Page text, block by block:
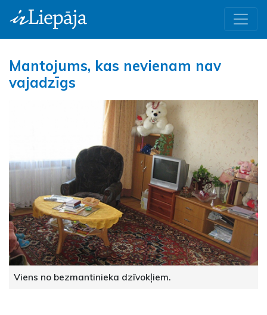
Mantojums, kas nevienam nav
vajadzīgs
Viens no bezmantinieka dzīvokļiem.